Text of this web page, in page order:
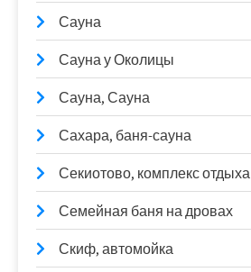
Сауна
Сауна у Околицы
Сауна, Сауна
Сахара, баня-сауна
Секиотово, комплекс отдыха
Семейная баня на дровах
Скиф, автомойка